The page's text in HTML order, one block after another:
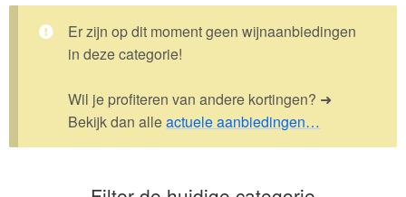
Er zijn op dit moment geen wijnaanbiedingen
in deze categorie!
Wil je profiteren van andere kortingen? ➜
Bekijk dan alleactuele aanbiedingen…